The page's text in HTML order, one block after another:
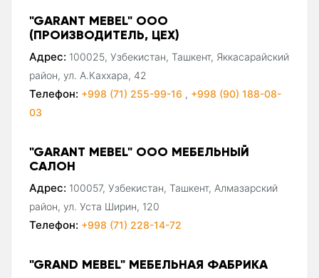
"GARANT MEBEL" ООО
(ПРОИЗВОДИТЕЛЬ, ЦЕХ)
Адрес: 100025, Узбекистан, Ташкент, Яккасарайский
район, ул. А.Каххара, 42
Телефон: +998 (71) 255-99-16 , +998 (90) 188-08-
03
"GARANT MEBEL" ООО МЕБЕЛЬНЫЙ
САЛОН
Адрес: 100057, Узбекистан, Ташкент, Алмазарский
район, ул. Уста Ширин, 120
Телефон: +998 (71) 228-14-72
"GRAND MEBEL" МЕБЕЛЬНАЯ ФАБРИКА